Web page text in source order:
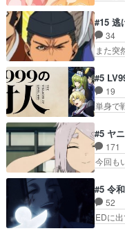
し良い
のみで
で祓え
人物が
ティア
のマ
「想い
てコミ
のしお
んな漫
#15 逃
34
また
歳まで
の諏訪
全にブ
を我慢
ていた
宣言、
見るお
#5
19
単身
ながが
界が
ルシー
より強
組みか
者の出
共闘し
#5 ヤ
171
今回も
ちゃん
っすら
い、
のクワ
#5 令
52
EDに